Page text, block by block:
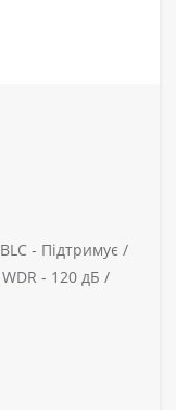
BLC - Підтримує /
WDR - 120 дБ /